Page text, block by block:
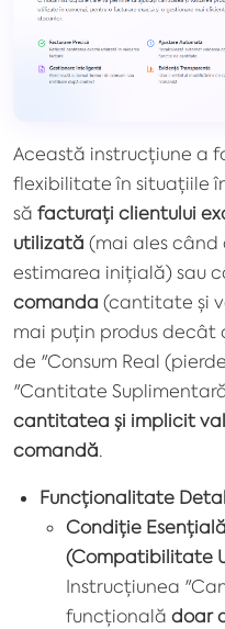
Această instrucțiune a
flexibilitate în situațiile
să facturați clientului
utilizată (mai ales
estimarea inițială) sau
comanda (cantitate și
mai puțin produs decât
de "Consum Real
"Cantitate
cantitatea și implicit
comandă.
Funcționalitate
Condiție
(Compatibilitate
Instrucțiunea
funcțională doar